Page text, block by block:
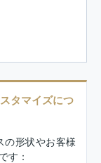
タマイズにつ
の形状やお客様
す：